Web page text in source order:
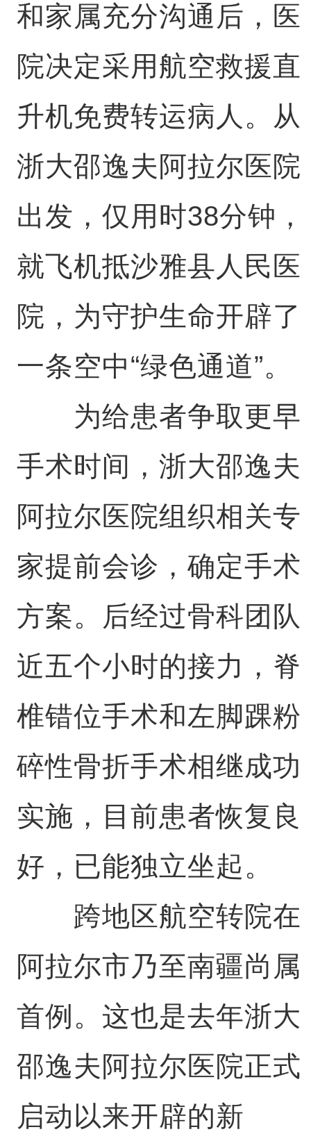
和家属充分沟通后，医
院决定采用航空救援直
升机免费转运病人。从
浙大邵逸夫阿拉尔医院
出发，仅用时38分钟，
就飞机抵沙雅县人民医
院，为守护生命开辟了
一条空中“绿色通道”。
为给患者争取更早
手术时间，浙大邵逸夫
阿拉尔医院组织相关专
家提前会诊，确定手术
方案。后经过骨科团队
近五个小时的接力，脊
椎错位手术和左脚踝粉
碎性骨折手术相继成功
实施，目前患者恢复良
好，已能独立坐起。
跨地区航空转院在
阿拉尔市乃至南疆尚属
首例。这也是去年浙大
邵逸夫阿拉尔医院正式
启动以来开辟的新